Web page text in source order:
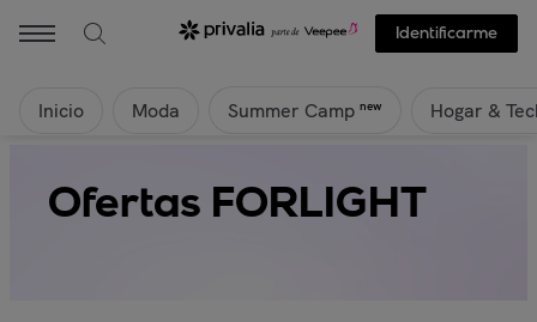
Identificarme
Inicio Moda Summer Camp new Hogar &
Ofertas FORLIGHT